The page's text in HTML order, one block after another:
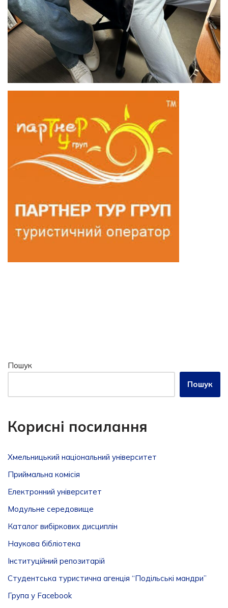
Пошук
Пошук
Корисні посилання
Хмельницький національний університет
Приймальна комісія
Електронний університет
Модульне середовище
Каталог вибіркових дисциплін
Наукова бібліотека
Інституційний репозитарій
Студентська туристична агенція “Подільські мандри”
Група у Facebook